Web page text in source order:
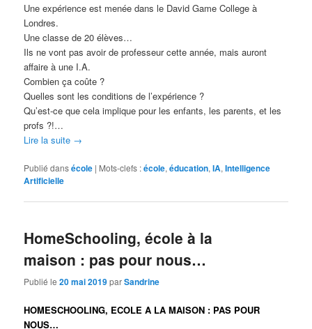
Une expérience est menée dans le David Game College à
Londres.
Une classe de 20 élèves…
Ils ne vont pas avoir de professeur cette année, mais auront
affaire à une I.A.
Combien ça coûte ?
Quelles sont les conditions de l’expérience ?
Qu’est-ce que cela implique pour les enfants, les parents, et les
profs ?!…
Lire la suite →
Publié dansécole | Mots-clefs :école,éducation,IA,Intelligence
Artificielle
HomeSchooling, école à la
maison : pas pour nous…
Publié le20 mai 2019parSandrine
HOMESCHOOLING, ECOLE A LA MAISON : PAS POUR
NOUS…